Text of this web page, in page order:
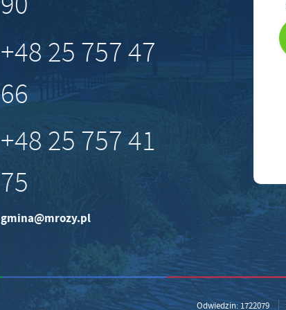
+48 25 757 47
66
+48 25 757 41
75
gmina@mrozy.pl
Odwiedzin: 1722079